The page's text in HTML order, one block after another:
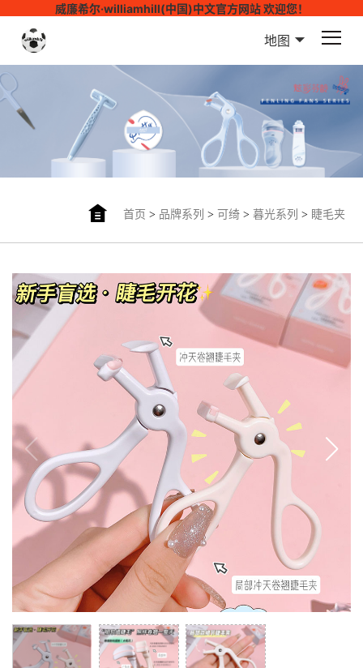
威廉希尔·williamhill(中国)中文官方网站 欢迎您！
地图
首页 > 品牌系列 > 可绮> 暮光系列 > 睫毛夹